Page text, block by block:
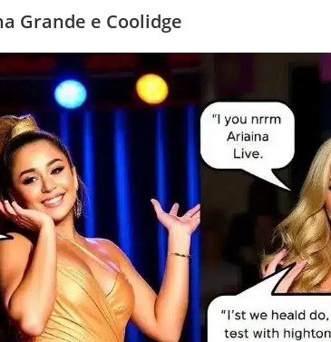
Grande e Coolidge